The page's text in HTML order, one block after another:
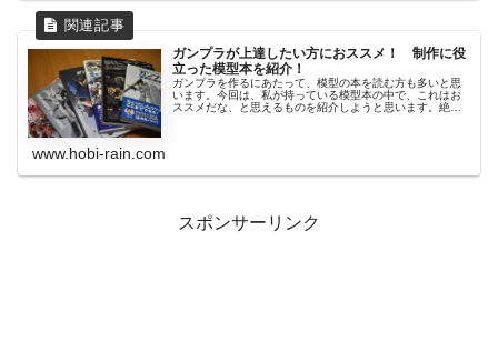
ガンプラが上達したい方におススメ！ 制作に役
立った模型本を紹介！
ガンプラを作るにあたって、模型の本を読む方も多いと思
います。今回は、私が持っている模型本の中で、これはお
ススメだな、と思えるものを紹介しようと思います。絶版
www.hobi-rain.com
スポンサーリンク